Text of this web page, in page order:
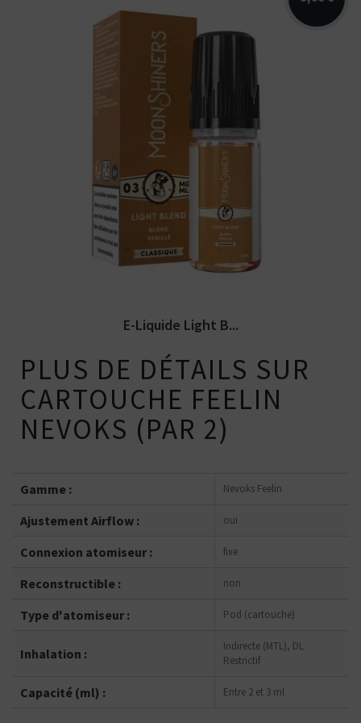
Arômes : blond, vanille, noisettes. E-
liquide Moonshiners. Disponible en...
E-Liquide Light B...
PLUS DE DÉTAILS SUR
CARTOUCHE FEELIN
NEVOKS (PAR 2)
Gamme : Nevoks Feelin
Ajustement Airflow : oui
Connexion atomiseur : fixe
Reconstructible : non
Type d'atomiseur : Pod (cartouche)
Inhalation :
Indirecte (MTL), DL
Restrictif
Capacité (ml) : Entre 2 et 3 ml